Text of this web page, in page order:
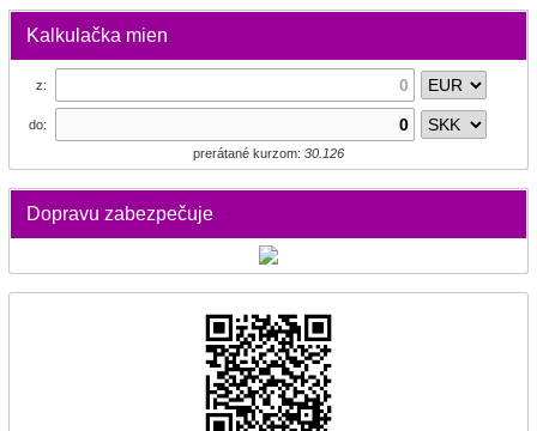
Kalkulačka mien
z:
do:
prerátané kurzom: 30.126
Dopravu zabezpečuje